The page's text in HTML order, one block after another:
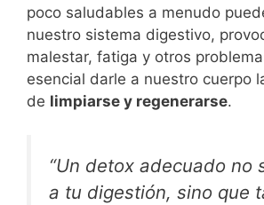
poco saludables a menudo
nuestro sistema digestivo,
malestar, fatiga y otros
esencial darle a nuestro cuerpo
de limpiarse y regenerarse.
“Un detox adecuado no
a tu digestión, sino que